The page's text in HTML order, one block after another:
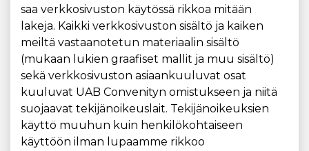
saa verkkosivuston käytössä rikkoa mitään
lakeja. Kaikki verkkosivuston sisältö ja kaiken
meiltä vastaanotetun materiaalin sisältö
(mukaan lukien graafiset mallit ja muu sisältö)
sekä verkkosivuston asiaankuuluvat osat
kuuluvat UAB Convenityn omistukseen ja niitä
suojaavat tekijänoikeuslait. Tekijänoikeuksien
käyttö muuhun kuin henkilökohtaiseen
käyttöön ilman lupaamme rikkoo